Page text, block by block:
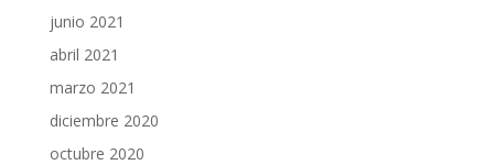
junio 2021
abril 2021
marzo 2021
diciembre 2020
octubre 2020